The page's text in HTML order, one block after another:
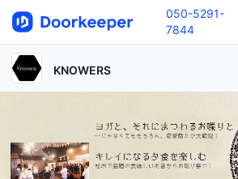
050-5291-
7844
KNOWERS